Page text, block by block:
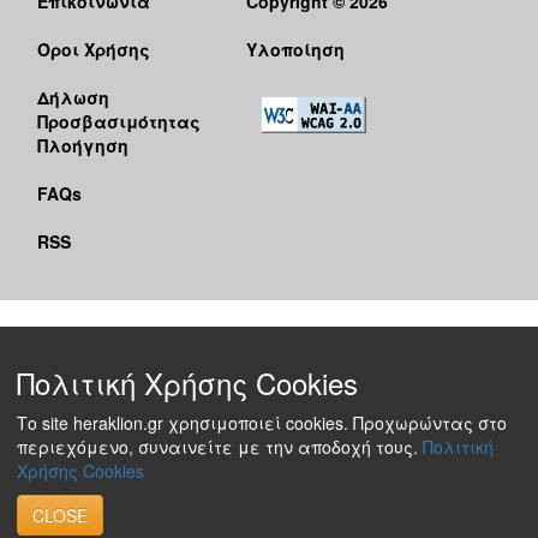
Όροι Χρήσης
Δήλωση
Προσβασιμότητας
Πλοήγηση
FAQs
RSS
Υλοποίηση
Πολιτική Χρήσης Cookies
Το site heraklion.gr χρησιμοποιεί cookies. Προχωρώντας στο
περιεχόμενο, συναινείτε με την αποδοχή τους. Πολιτική
Χρήσης Cookies
CLOSE